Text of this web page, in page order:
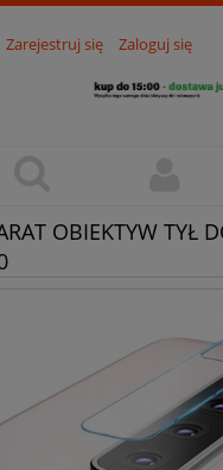
Zarejestruj się Zaloguj się
OBIEKTYW TYŁ